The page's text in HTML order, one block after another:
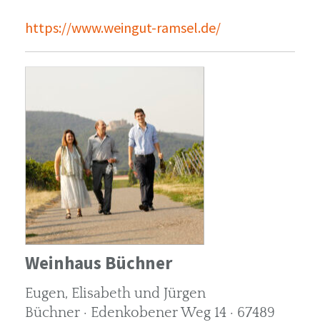
https://www.weingut-ramsel.de/
Weinhaus Büchner
Eugen, Elisabeth und Jürgen
Büchner · Edenkobener Weg 14 · 67489